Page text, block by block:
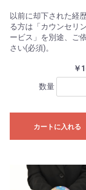
以前に却下された経
る方は「カウンセリ
ービス」を別途、ご
さい(必須)。
￥
数量
カートに入れる